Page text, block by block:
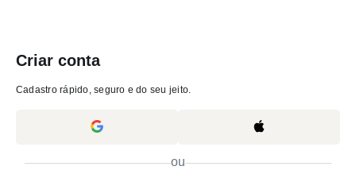
Criar conta
Cadastro rápido, seguro e do seu jeito.
ou